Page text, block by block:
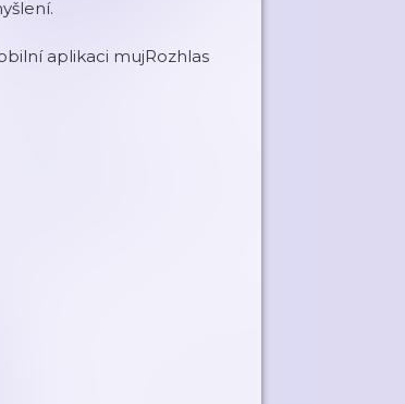
aplikaci mujRozhlas